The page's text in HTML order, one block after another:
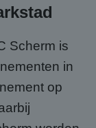
Scherm is
in
op